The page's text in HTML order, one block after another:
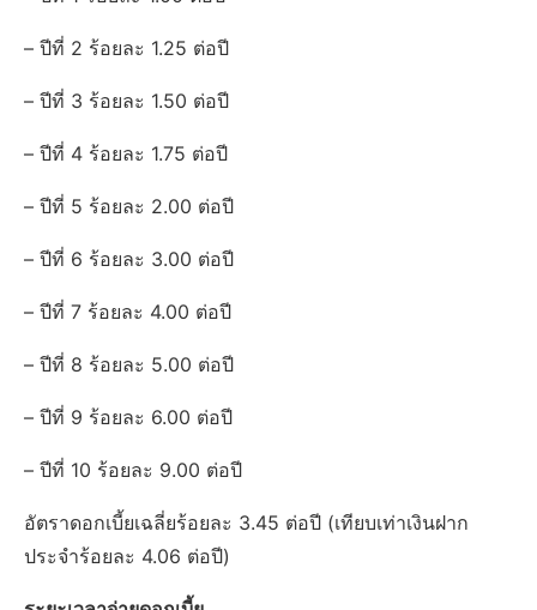
– ปีที่ 2 ร้อยละ 1.25 ต่อปี
– ปีที่ 3 ร้อยละ 1.50 ต่อปี
– ปีที่ 4 ร้อยละ 1.75 ต่อปี
– ปีที่ 5 ร้อยละ 2.00 ต่อปี
– ปีที่ 6 ร้อยละ 3.00 ต่อปี
– ปีที่ 7 ร้อยละ 4.00 ต่อปี
– ปีที่ 8 ร้อยละ 5.00 ต่อปี
– ปีที่ 9 ร้อยละ 6.00 ต่อปี
– ปีที่ 10 ร้อยละ 9.00 ต่อปี
อัตราดอกเบี้ยเฉลี่ยร้อยละ 3.45 ต่อปี (เทียบเท่าเงินฝาก
ประจำร้อยละ 4.06 ต่อปี)